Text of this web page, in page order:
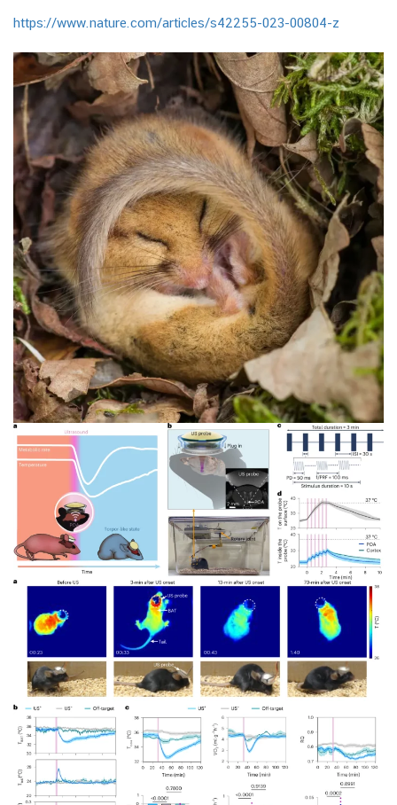
https://www.nature.com/articles/s42255-023-00804-z